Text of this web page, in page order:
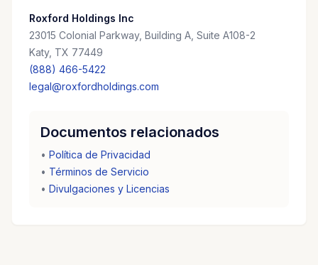
Roxford Holdings Inc
23015 Colonial Parkway, Building A, Suite A108-2
Katy, TX 77449
(888) 466-5422
legal@roxfordholdings.com
Documentos relacionados
• Política de Privacidad
• Términos de Servicio
• Divulgaciones y Licencias